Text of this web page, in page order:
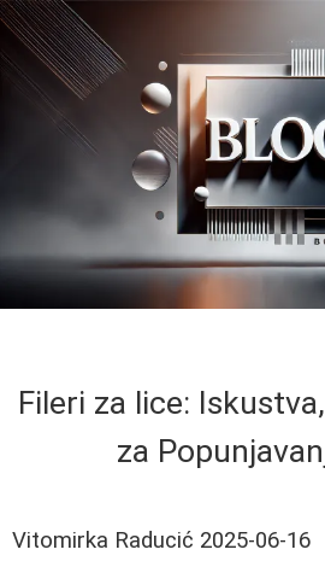
Fileri za lice:
za
Vitomirka Raducić 2025-06-16